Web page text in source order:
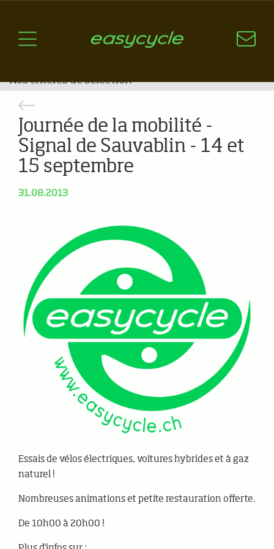
Aspects techniques
Nos critères de sélection
Questions / Réponses
A jour
News
Journée de la mobilité -
Signal de Sauvablin - 14 et
15 septembre
31.08.2013
Essais de vélos électriques, voitures hybrides et à gaz
naturel !
Nombreuses animations et petite restauration offerte.
De 10h00 à 20h00 !